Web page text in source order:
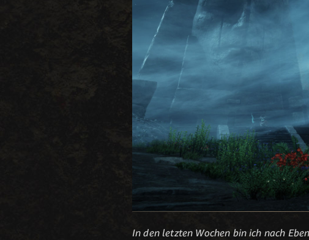
In den letzten Wochen bin ich nach